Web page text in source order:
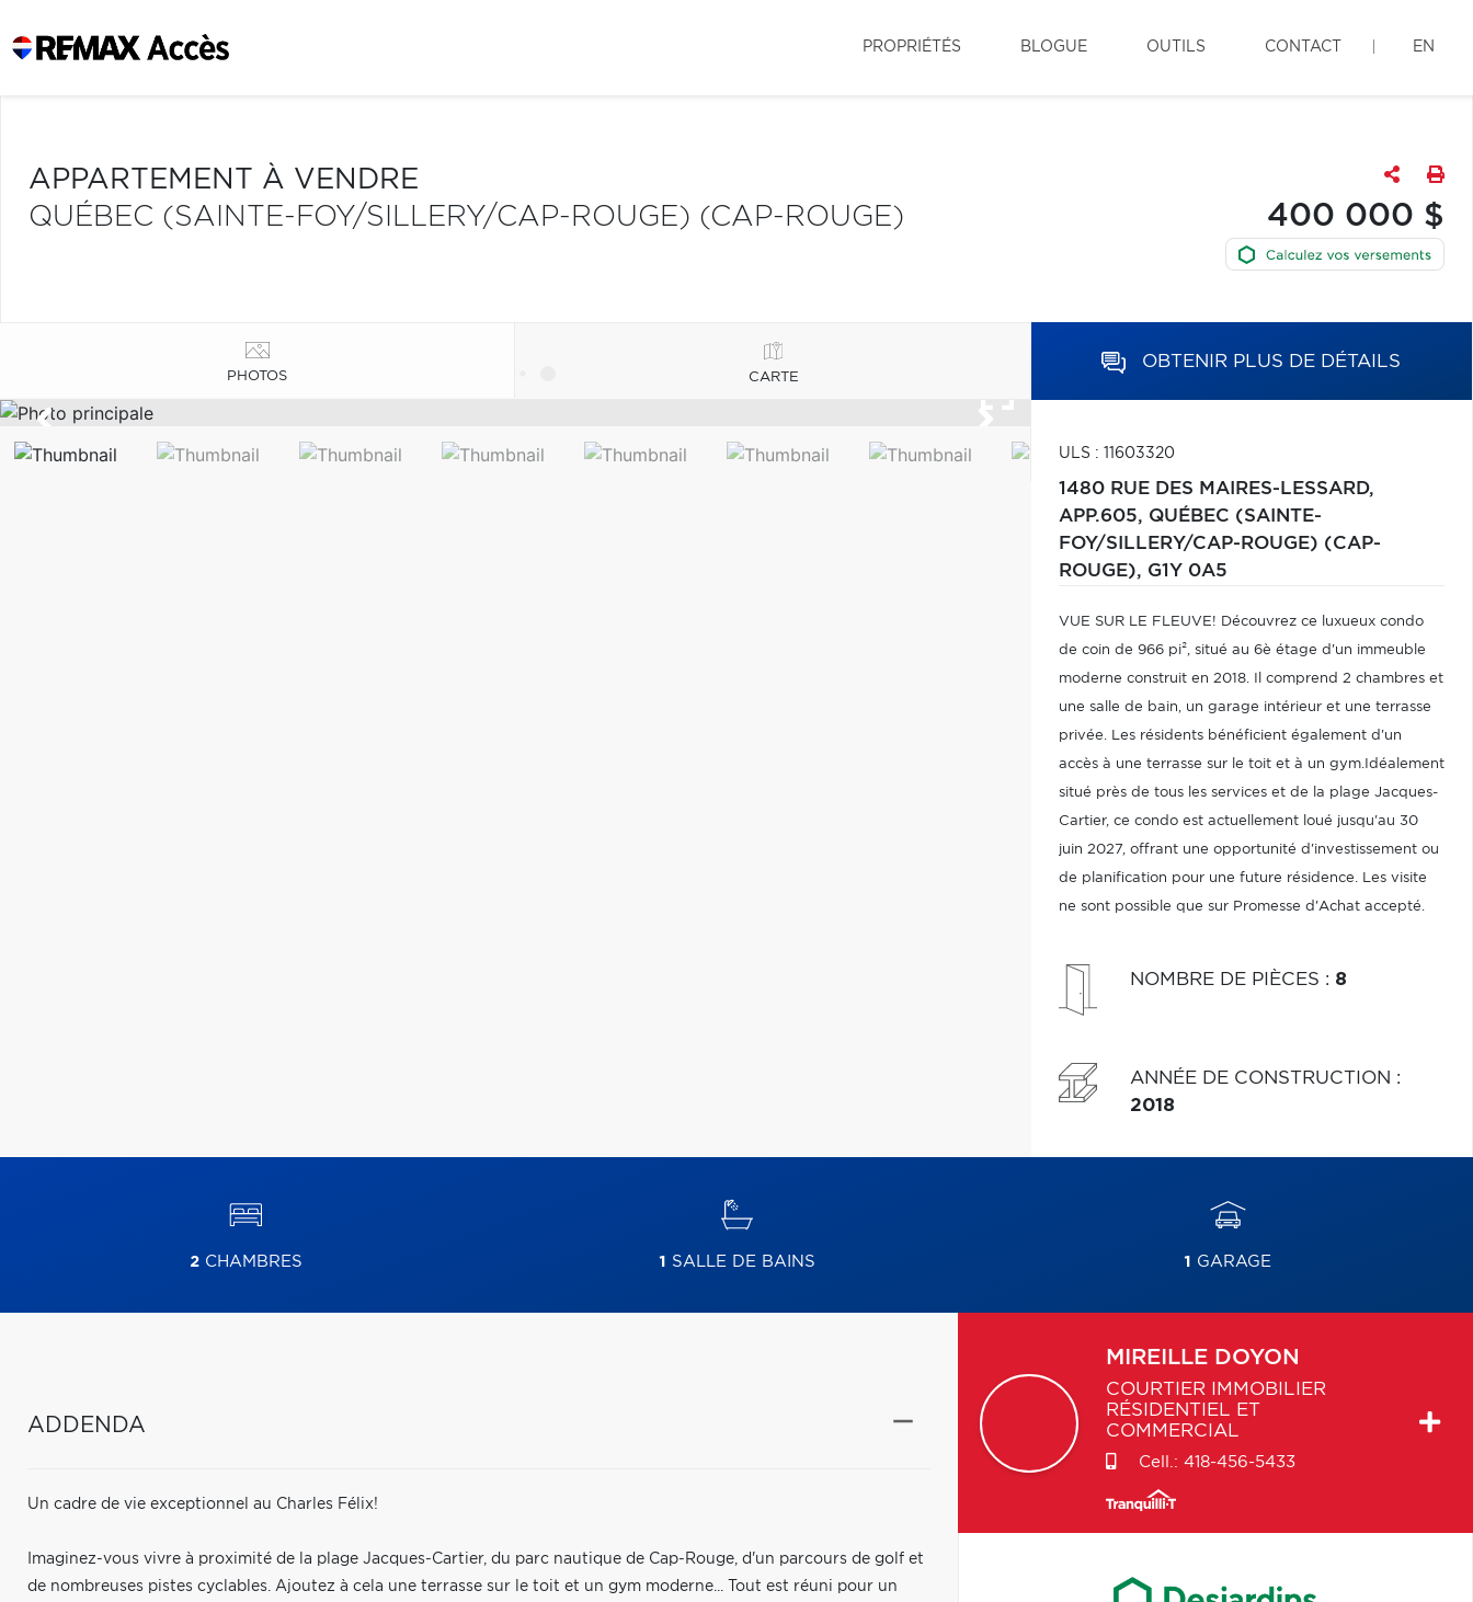
PROPRIÉTÉS BLOGUE OUTILS CONTACT EN
APPARTEMENT À VENDRE
QUÉBEC (SAINTE-FOY/SILLERY/CAP-ROUGE) (CAP-ROUGE)
400 000 $
PHOTOS CARTE
OBTENIR PLUS DE DÉTAILS
ULS : 11603320
1480 RUE DES MAIRES-LESSARD,
APP.605, QUÉBEC (SAINTE-
FOY/SILLERY/CAP-ROUGE) (CAP-
ROUGE), G1Y 0A5
VUE SUR LE FLEUVE! Découvrez ce luxueux condo
de coin de 966 pi², situé au 6è étage d'un immeuble
moderne construit en 2018. Il comprend 2 chambres et
une salle de bain, un garage intérieur et une terrasse
privée. Les résidents bénéficient également d'un
accès à une terrasse sur le toit et à un gym.Idéalement
situé près de tous les services et de la plage Jacques-
Cartier, ce condo est actuellement loué jusqu'au 30
juin 2027, offrant une opportunité d'investissement ou
de planification pour une future résidence. Les visite
ne sont possible que sur Promesse d'Achat accepté.
NOMBRE DE PIÈCES : 8
ANNÉE DE CONSTRUCTION :
2018
2CHAMBRES 1 SALLE DE BAINS 1 GARAGE
ADDENDA
Un cadre de vie exceptionnel au Charles Félix!
Imaginez-vous vivre à proximité de la plage Jacques-Cartier, du parc nautique de Cap-Rouge, d'un parcours de golf et
de nombreuses pistes cyclables. Ajoutez à cela une terrasse sur le toit et un gym moderne... Tout est réuni pour un
MIREILLE DOYON
COURTIER IMMOBILIER
RÉSIDENTIEL ET
COMMERCIAL
Cell.: 418-456-5433